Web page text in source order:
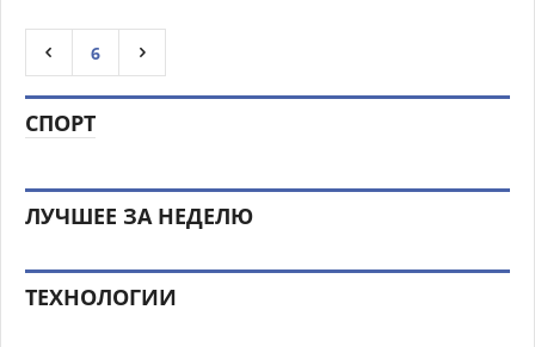
6
СПОРТ
ЛУЧШЕЕ ЗА НЕДЕЛЮ
ТЕХНОЛОГИИ